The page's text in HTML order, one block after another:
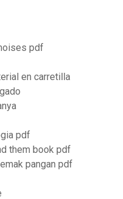
pdf
en carretilla
pdf
them book pdf
pangan pdf